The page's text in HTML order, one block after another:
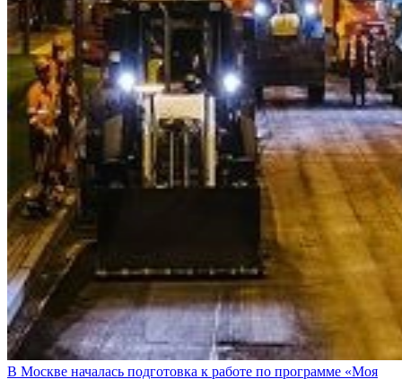
В Москве началась подготовка к работе по программе «Моя